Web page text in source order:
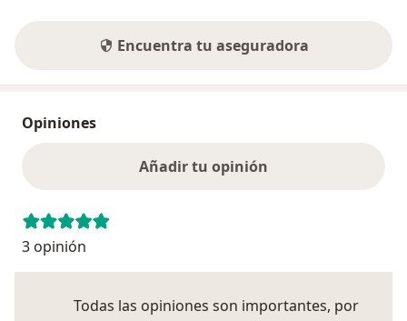
Encuentra tu aseguradora
Opiniones
Añadir tu opinión
3 opinión
Todas las opiniones son importantes, por